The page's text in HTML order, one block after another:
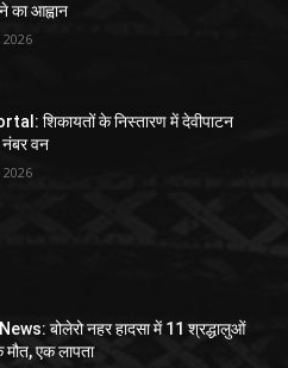
का आह्वान
शिकायतों के निस्तारण में देवीपाटन
वन
बोलेरो नहर हादसा में 11 श्रद्धालुओं
मौत, एक लापता